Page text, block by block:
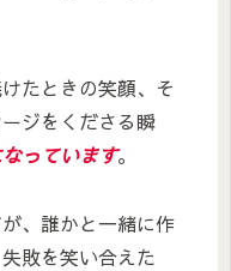
たときの笑顔、そ
ジをくださる瞬
っています。
、誰かと一緒に作
敗を笑い合えた